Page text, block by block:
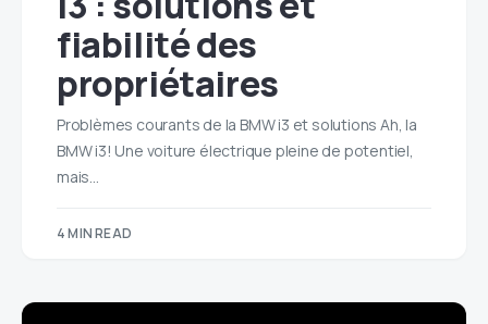
fiabilité des
propriétaires
Problèmes courants de la BMW i3 et solutions Ah, la
BMW i3! Une voiture électrique pleine de potentiel,
mais…
4 MIN READ